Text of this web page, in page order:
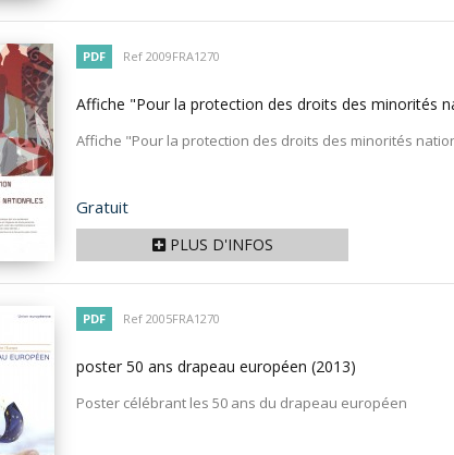
PDF Ref 2009FRA1270
Affiche "Pour la protection des droits des minorités
Affiche "Pour la protection des droits des minorités
Prix
Gratuit
PLUS D'INFOS
PDF Ref 2005FRA1270
poster 50 ans drapeau européen (2013)
Poster célébrant les 50 ans du drapeau européen